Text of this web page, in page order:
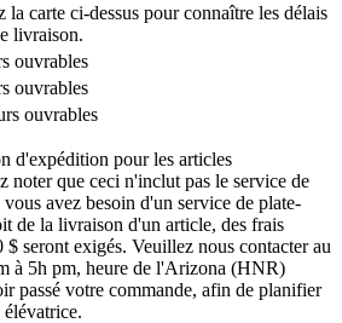
la carte ci-dessus pour connaître les délais
livraison.
ouvrables
ouvrables
ouvrables
d'expédition pour les articles
noter que ceci n'inclut pas le service de
avez besoin d'un service de plate-
de la livraison d'un article, des frais
$ seront exigés. Veuillez nous contacter au
à 5h pm, heure de l'Arizona (HNR)
passé votre commande, afin de planifier